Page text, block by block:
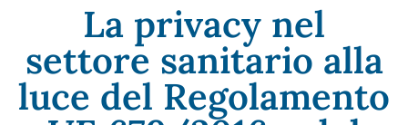
La privacy nel
settore sanitario alla
luce del Regolamento